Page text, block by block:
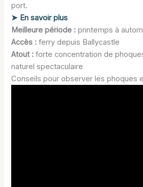
port.
➤ En savoir plus
Meilleure période : printemps à
Accès : ferry depuis Ballycastle
Atout : forte concentration de
naturel spectaculaire
Conseils pour observer les phoques